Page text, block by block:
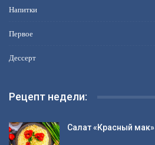
Напитки
Первое
Дессерт
Рецепт недели:
Салат «Красный мак»